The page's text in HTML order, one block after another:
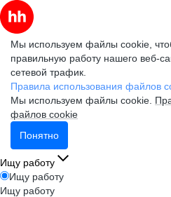
Мы используем файлы cookie,
правильную работу нашего веб-
сетевой трафик.
Правила использования файлов
Мы используем файлы cookie.
файлов cookie
Понятно
Ищу работу
Ищу работу
Ищу работу